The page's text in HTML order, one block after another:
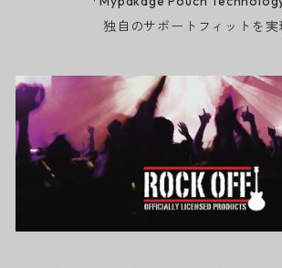
独自のサポートフィットを実